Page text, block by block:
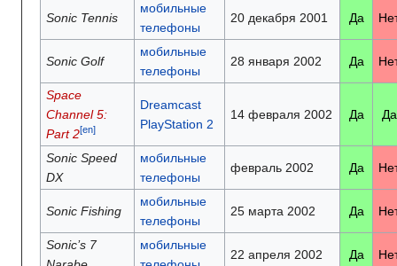
Sonic Tennis
мобильные
телефоны
20 декабря 2001 Да
Sonic Golf
мобильные
телефоны
28 января 2002 Да
Space
Channel 5:
Part 2[en]
Dreamcast
PlayStation 2
14 февраля 2002 Да Да
Sonic Speed
DX
мобильные
телефоны
февраль 2002 Да
Sonic Fishing
мобильные
телефоны
25 марта 2002 Да
Sonic’s 7
мобильные
22 апреля 2002 Да